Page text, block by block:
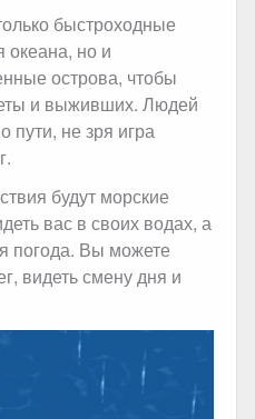
быстроходные
океана, но и
острова, чтобы
и выживших. Людей
пути, не зря игра
будут морские
вас в своих водах, а
погода. Вы можете
видеть смену дня и